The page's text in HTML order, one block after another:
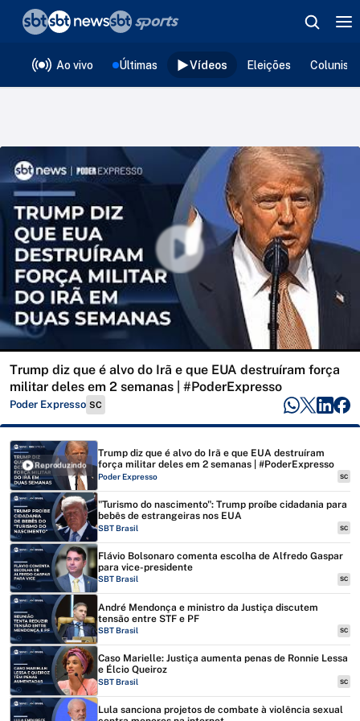
Ao vivo Últimas Vídeos Eleições
Trump diz que é alvo do Irã e que EUA destruíram força
militar deles em 2 semanas | #PoderExpresso
Poder Expresso SC
Reproduzindo
Trump diz que é alvo do Irã e que EUA destruíram
força militar deles em 2 semanas | #PoderExpresso
Poder Expresso SC
"Turismo do nascimento": Trump proíbe cidadania para
bebês de estrangeiras nos EUA
SBT Brasil SC
Flávio Bolsonaro comenta escolha de Alfredo Gaspar
para vice-presidente
SBT Brasil SC
André Mendonça e ministro da Justiça discutem
tensão entre STF e PF
SBT Brasil SC
Caso Marielle: Justiça aumenta penas de Ronnie Lessa
e Élcio Queiroz
SBT Brasil SC
Lula sanciona projetos de combate à violência sexual
❮voltar
Editorias